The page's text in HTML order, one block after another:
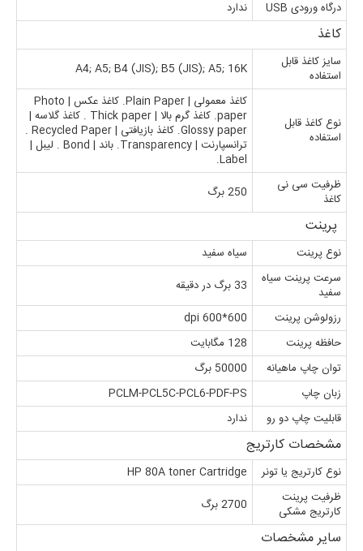
درگاه ورودی USB ندارد
کاغذ
سایز کاغذ قابل
استفاده
A4; A5; B4 (JIS); B5 (JIS); A5; 16K
نوع کاغذ قابل
استفاده
کاغذ معمولی | Plain Paper. کاغذ عکس | Photo
paper. کاغذ گرم بالا | Thick paper . کاغذ گلاسه |
Glossy paper. کاغذ بازیافتی | Recycled Paper .
ترانسپارنت | Transparency. باند | Bond . لیبل |
Label.
ظرفیت سی نی
کاغذ
250 برگ
پرینت
نوع پرینت
سیاه سفید
سرعت پرینت سیاه
سفید
33 برگ در دقیقه
رزولوشن پرینت
600*600 dpi
حافظه پرینت
128 مگابایت
توان چاپ ماهیانه
50000 برگ
زبان چاپ
PCLM-PCL5C-PCL6-PDF-PS
قابلیت چاپ دو رو
ندارد
مشخصات کارتریج
نوع کارتریج یا تونر
HP 80A toner Cartridge
ظرفیت پرینت
کارتریج مشکی
2700 برگ
سایر مشخصات